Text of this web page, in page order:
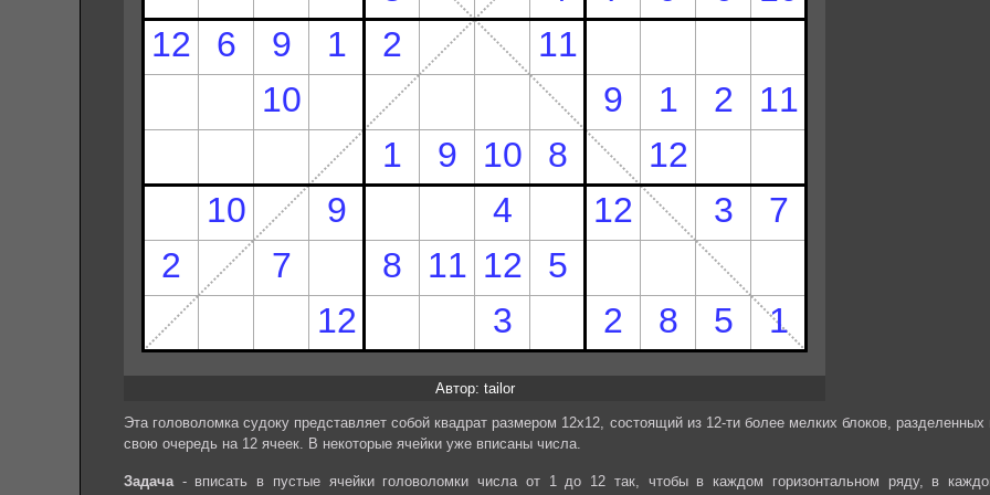
Автор: tailor
Эта головоломка судоку представляет собой квадрат размером 12х12, состоящий из 12-ти более мелких блоков, разделенных
свою очередь на 12 ячеек. В некоторые ячейки уже вписаны числа.
Задача- вписать в пустые ячейки головоломки числа от 1 до 12 так, чтобы в каждом горизонтальном ряду, в